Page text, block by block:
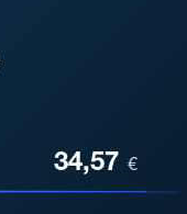
34,57 €